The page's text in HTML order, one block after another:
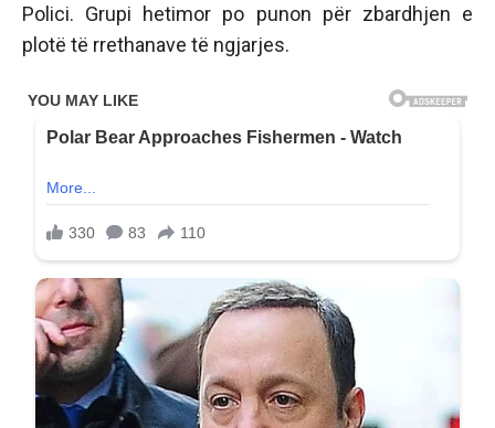
Polici. Grupi hetimor po punon për zbardhjen e
plotë të rrethanave të ngjarjes.